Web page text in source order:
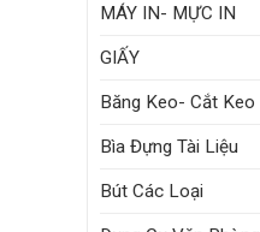
MÁY IN- MỰC IN
GIẤY
Băng Keo- Cắt Keo
Bìa Đựng Tài Liệu
Bút Các Loại